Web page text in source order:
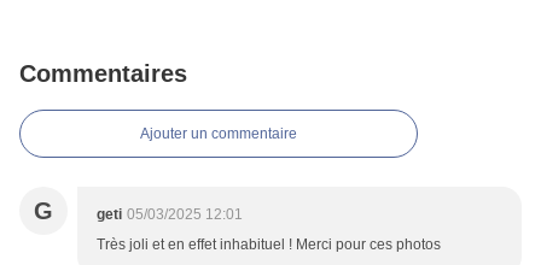
Commentaires
Ajouter un commentaire
G geti 05/03/2025 12:01
Très joli et en effet inhabituel ! Merci pour ces photos